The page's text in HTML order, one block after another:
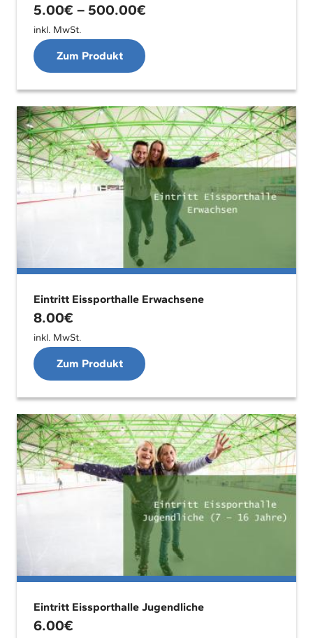
5.00€ – 500.00€
inkl. MwSt.
Zum Produkt
Eintritt Eissporthalle Erwachsene
8.00€
inkl. MwSt.
Zum Produkt
Eintritt Eissporthalle Jugendliche
6.00€